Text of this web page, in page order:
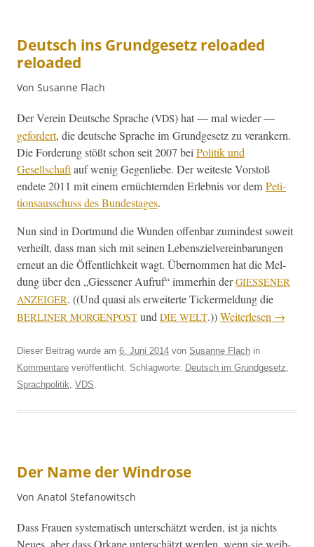
Deutsch ins Grundgesetz reloaded
reloaded
Von Susanne Flach
Der Vere­in Deutsche Sprache (VDS) hat — mal wieder —
gefordert, die deutsche Sprache im Grundge­setz zu ver­ankern.
Die Forderung stößt schon seit 2007 beiPoli­tik und
Gesellschaftauf wenig Gegen­liebe. Der weiteste Vorstoß
endete 2011 mit einem ernüchtern­den Erleb­nis vor dem Peti­
tion­sauss­chuss des Bun­destages.
Nun sind in Dort­mund die Wun­den offen­bar zumin­d­est soweit
ver­heilt, dass man sich mit seinen Leben­szielvere­in­barun­gen
erneut an die Öffentlichkeit wagt. Über­nom­men hat die Mel­
dung über den „Giessen­er Aufruf“ immer­hin derGIESSENER
ANZEIGER. ((Und qua­si als erweit­erte Tick­er­mel­dung die
BERLINER MORGENPOST und DIE WELT.))Weit­er­lesen →
Dieser Beitrag wurde am 6. Juni 2014 von Susanne Flach in
Kommentare veröffentlicht. Schlagworte: Deutsch im Grundgesetz
Sprachpolitik VDS
Der Name der Windrose
Von Anatol Stefanowitsch
Dass Frauen sys­tem­a­tisch unter­schätzt wer­den, ist ja nichts